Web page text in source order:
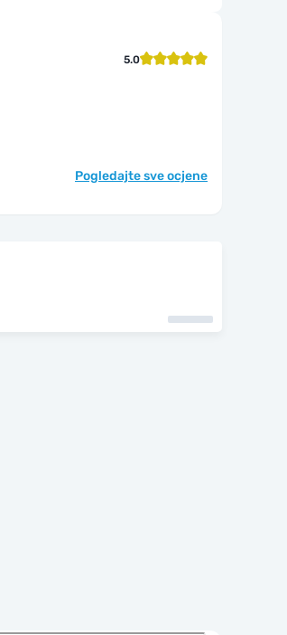
5.0
Pogledajte sve ocjene